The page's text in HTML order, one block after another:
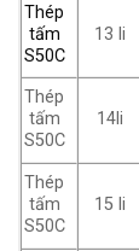
Thép
tấm
S50C
13 li
Thép
tấm
S50C
14li
Thép
tấm
S50C
15 li